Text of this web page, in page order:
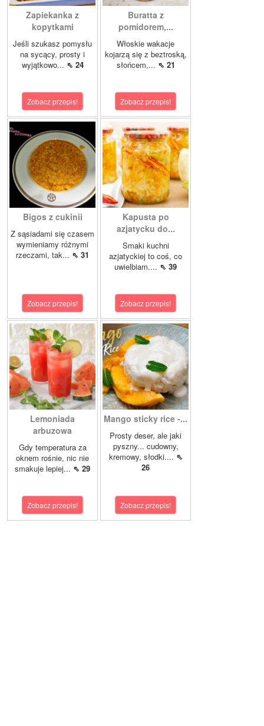
Zapiekanka z
kopytkami
Jeśli szukasz pomysłu
na sycący, prosty i
wyjątkowo... ⇖ 24
Zobacz przepis!
Buratta z
pomidorem,...
Włoskie wakacje
kojarzą się z beztroską,
słońcem,... ⇖ 21
Zobacz przepis!
Bigos z cukinii
Z sąsiadami się czasem
wymieniamy różnymi
rzeczami, tak... ⇖ 31
Zobacz przepis!
Kapusta po
azjatycku do...
Smaki kuchni
azjatyckiej to coś, co
uwielbiam.... ⇖ 39
Zobacz przepis!
Lemoniada
arbuzowa
Gdy temperatura za
oknem rośnie, nic nie
smakuje lepiej... ⇖ 29
Zobacz przepis!
Mango sticky rice -...
Prosty deser, ale jaki
pyszny... cudowny,
kremowy, słodki.... ⇖
26
Zobacz przepis!